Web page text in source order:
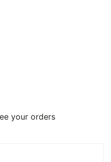
your orders